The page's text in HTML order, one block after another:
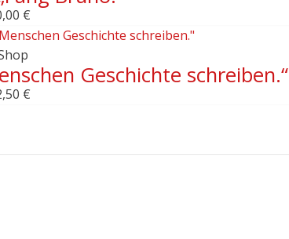
€
Geschichte schreiben.“
€